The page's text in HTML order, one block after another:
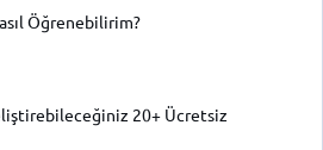
Öğrenebilirim?
20+ Ücretsiz